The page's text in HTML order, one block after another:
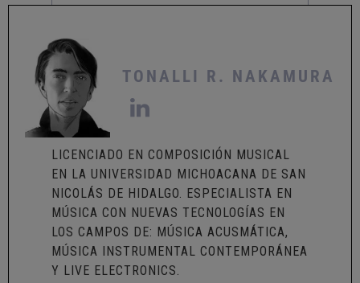
TONALLI R. NAKAMURA
LICENCIADO EN COMPOSICIÓN MUSICAL
EN LA UNIVERSIDAD MICHOACANA DE SAN
NICOLÁS DE HIDALGO. ESPECIALISTA EN
MÚSICA CON NUEVAS TECNOLOGÍAS EN
LOS CAMPOS DE: MÚSICA ACUSMÁTICA,
MÚSICA INSTRUMENTAL CONTEMPORÁNEA
Y LIVE ELECTRONICS.